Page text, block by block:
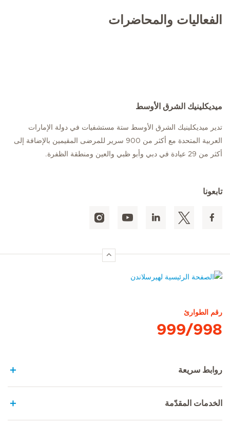
الفعاليات والمحاضرات
ميديكلينيك الشرق الأوسط
تدير ميديكلينيك الشرق الأوسط ستة مستشفيات في دولة الإمارات
العربية المتحدة مع أكثر من 900 سرير للمرضى المقيمين بالإضافة إلى
أكثر من 29 عيادة في دبي وأبو ظبي والعين ومنطقة الظفرة.
تابعونا
رقم الطوارئ
999/998
روابط سريعة
الخدمات المقدّمة